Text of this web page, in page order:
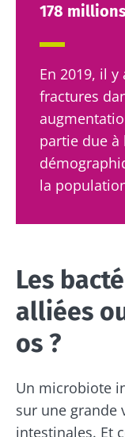
178
En 2019, il
fractures
partie due à
la
Les
alliées
os ?
Un microbiote
sur une grande
intestinales. Et